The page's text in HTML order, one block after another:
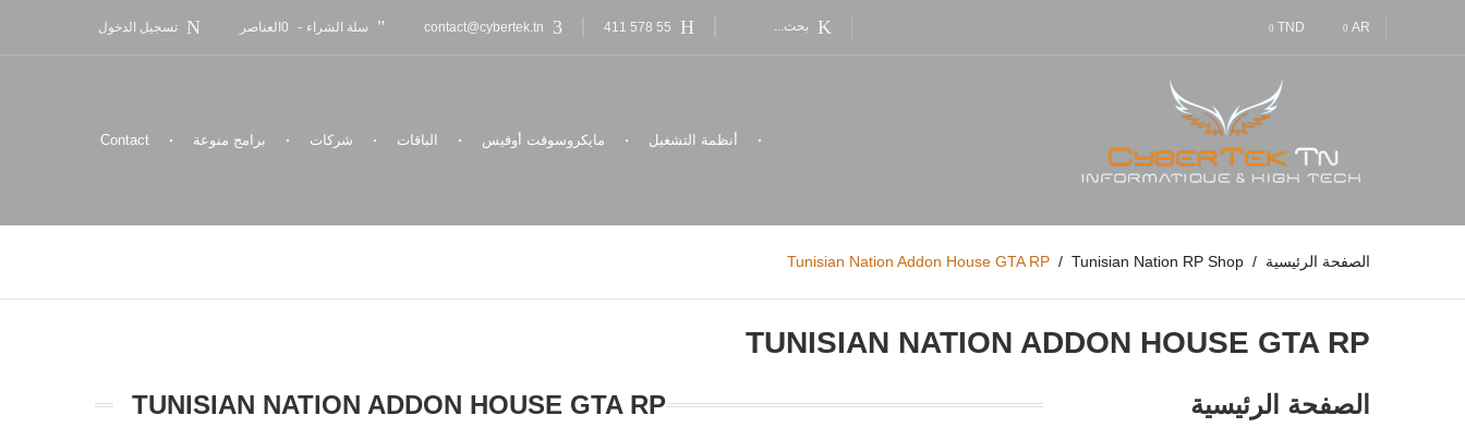
AR
TND
55 578 411
contact@cybertek.tn سلة الشراء -
0العناصر تسجيل الدخول
أنظمة التشغيل مايكروسوفت أوفيس الباقات شركات برامج منوعة Contact
الصفحة الرئيسية Tunisian Nation RP Shop
Tunisian Nation Addon House GTA RP
TUNISIAN NATION ADDON HOUSE GTA RP
الصفحة الرئيسية TUNISIAN NATION ADDON HOUSE GTA RP